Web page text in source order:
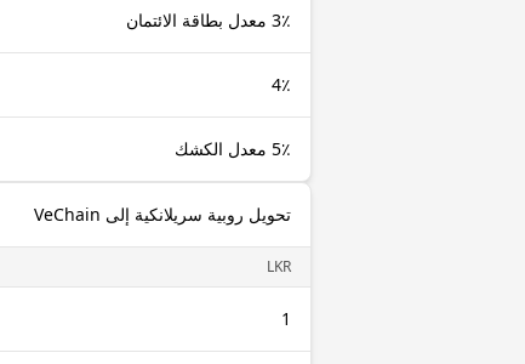
3٪ معدل بطاقة الائتمان
4٪
5٪ معدل الكشك
تحويل روبية سريلانكية إلى VeChain
LKR
1